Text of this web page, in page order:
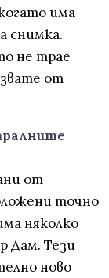
има
снимка.
не трае
от
от
точно
няколко
Дам. Тези
ново